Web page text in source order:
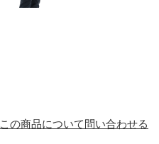
この商品について問い合わせる